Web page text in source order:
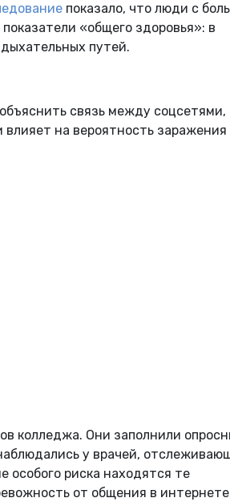
показало, что люди с
«общего здоровья»: в
путей.
связь между соцсетями,
влияет на вероятность заражения
колледжа. Они заполнили
у врачей,
особого риска находятся те
от общения в